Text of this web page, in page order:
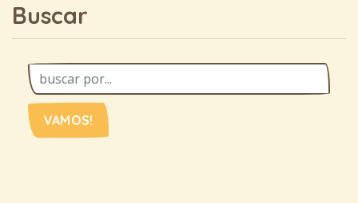
Buscar
VAMOS!